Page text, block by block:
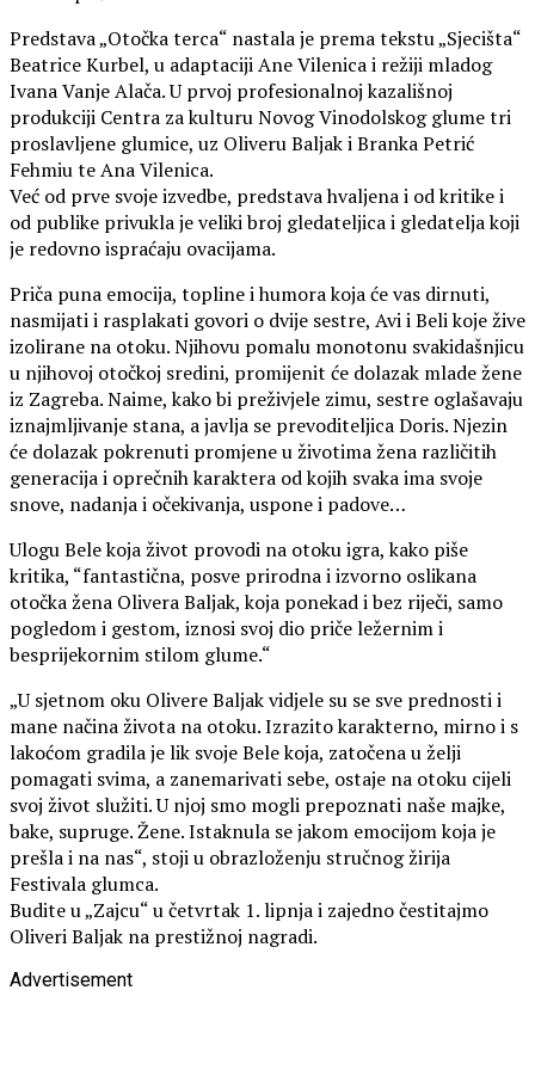
Predstava „Otočka terca“ nastala je prema tekstu „Sjecišta“
Beatrice Kurbel, u adaptaciji Ane Vilenica i režiji mladog
Ivana Vanje Alača. U prvoj profesionalnoj kazališnoj
produkciji Centra za kulturu Novog Vinodolskog glume tri
proslavljene glumice, uz Oliveru Baljak i Branka Petrić
Fehmiu te Ana Vilenica.
Već od prve svoje izvedbe, predstava hvaljena i od kritike i
od publike privukla je veliki broj gledateljica i gledatelja koji
je redovno ispraćaju ovacijama.
Priča puna emocija, topline i humora koja će vas dirnuti,
nasmijati i rasplakati govori o dvije sestre, Avi i Beli koje žive
izolirane na otoku. Njihovu pomalu monotonu svakidašnjicu
u njihovoj otočkoj sredini, promijenit će dolazak mlade žene
iz Zagreba. Naime, kako bi preživjele zimu, sestre oglašavaju
iznajmljivanje stana, a javlja se prevoditeljica Doris. Njezin
će dolazak pokrenuti promjene u životima žena različitih
generacija i oprečnih karaktera od kojih svaka ima svoje
snove, nadanja i očekivanja, uspone i padove…
Ulogu Bele koja život provodi na otoku igra, kako piše
kritika, “fantastična, posve prirodna i izvorno oslikana
otočka žena Olivera Baljak, koja ponekad i bez riječi, samo
pogledom i gestom, iznosi svoj dio priče ležernim i
besprijekornim stilom glume.“
„U sjetnom oku Olivere Baljak vidjele su se sve prednosti i
mane načina života na otoku. Izrazito karakterno, mirno i s
lakoćom gradila je lik svoje Bele koja, zatočena u želji
pomagati svima, a zanemarivati sebe, ostaje na otoku cijeli
svoj život služiti. U njoj smo mogli prepoznati naše majke,
bake, supruge. Žene. Istaknula se jakom emocijom koja je
prešla i na nas“, stoji u obrazloženju stručnog žirija
Festivala glumca.
Budite u „Zajcu“ u četvrtak 1. lipnja i zajedno čestitajmo
Oliveri Baljak na prestižnoj nagradi.
Advertisement